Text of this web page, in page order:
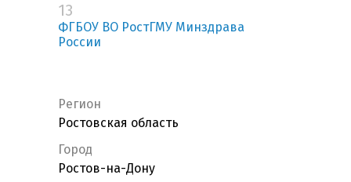
13
ФГБОУ ВО РостГМУ Минздрава
России
Регион
Ростовская область
Город
Ростов-на-Дону